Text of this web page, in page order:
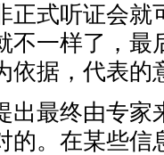
正式听证会
不一样了，最
依据，代表的
最终由专家
的。在某些